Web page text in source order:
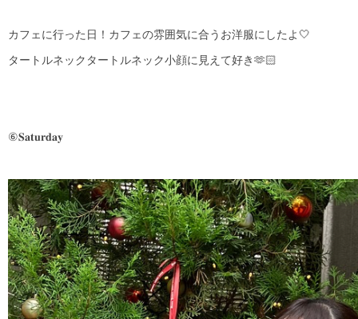
カフェに行った日！カフェの雰囲気に合うお洋服にしたよ🤍
タートルネックタートルネック小顔に見えて好き🫶🏻
⑥𝐒𝐚𝐭𝐮𝐫𝐝𝐚𝐲